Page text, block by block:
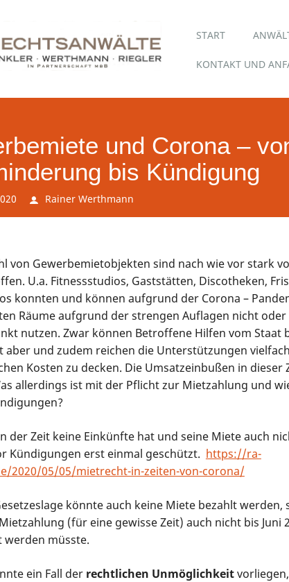
Skip
content
START
KONTAKT UND
und Corona –
bis Kündigung
Rainer Werthmann
von Gewerbemietobjekten sind nach wie vor stark
U.a. Fitnessstudios, Gaststätten, Discotheken,
konnten und können aufgrund der Corona –
Räume aufgrund der strengen Auflagen nicht
nutzen. Zwar können Betroffene Hilfen vom Staat
aber und zudem reichen die Unterstützungen
Kosten zu decken. Die Umsatzeinbußen in dieser
allerdings ist mit der Pflicht zur Mietzahlung und
der Zeit keine Einkünfte hat und seine Miete auch
Kündigungen erst einmal geschützt. https://ra-
2020/05/05/mietrecht-in-zeiten-von-corona/
könnte auch keine Miete bezahlt werden,
(für eine gewisse Zeit) auch nicht bis Juni
werden müsste.
ein Fall der rechtlichen Unmöglichkeit